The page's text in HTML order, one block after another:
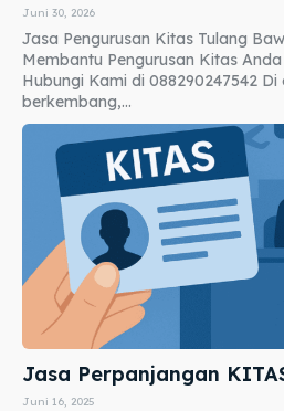
Juni 30, 2026
Jasa Pengurusan Kitas Tulang
Membantu Pengurusan Kitas
Hubungi Kami di 088290247542
berkembang,...
Jasa Perpanjangan
Juni 16, 2025